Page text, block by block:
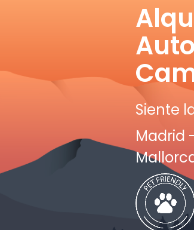
Siente
Madrid